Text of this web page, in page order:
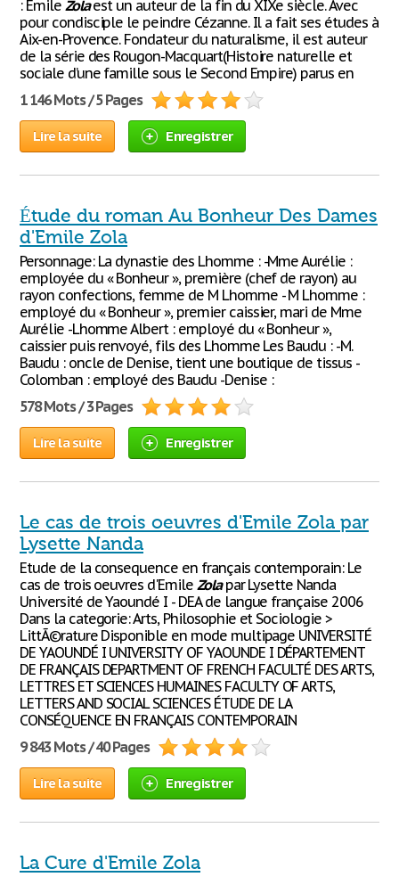
: Emile Zolaest un auteur de la fin du XIXe siècle. Avec
pour condisciple le peindre Cézanne. Il a fait ses études à
Aix-en-Provence. Fondateur du naturalisme, il est auteur
de la série des Rougon-Macquart(Histoire naturelle et
sociale d’une famille sous le Second Empire) parus en
1 146 Mots / 5 Pages
Lire la suite Enregistrer
Étude du roman Au Bonheur Des Dames
d'Emile Zola
Personnage: La dynastie des Lhomme : -Mme Aurélie :
employée du « Bonheur », première (chef de rayon) au
rayon confections, femme de M Lhomme - M Lhomme :
employé du « Bonheur », premier caissier, mari de Mme
Aurélie -Lhomme Albert : employé du « Bonheur »,
caissier puis renvoyé, fils des Lhomme Les Baudu : -M.
Baudu : oncle de Denise, tient une boutique de tissus -
Colomban : employé des Baudu -Denise :
578 Mots / 3 Pages
Lire la suite Enregistrer
Le cas de trois oeuvres d'Emile Zola par
Lysette Nanda
Etude de la consequence en français contemporain: Le
cas de trois oeuvres d'Emile Zolapar Lysette Nanda
Université de Yaoundé I - DEA de langue française 2006
Dans la categorie: Arts, Philosophie et Sociologie >
LittÃ©rature Disponible en mode multipage UNIVERSITÉ
DE YAOUNDÉ I UNIVERSITY OF YAOUNDE I DÉPARTEMENT
DE FRANÇAIS DEPARTMENT OF FRENCH FACULTÉ DES ARTS,
LETTRES ET SCIENCES HUMAINES FACULTY OF ARTS,
LETTERS AND SOCIAL SCIENCES ÉTUDE DE LA
CONSÉQUENCE EN FRANÇAIS CONTEMPORAIN
9 843 Mots / 40 Pages
Lire la suite Enregistrer
La Cure d'Emile Zola